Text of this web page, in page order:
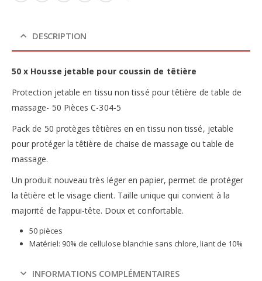
DESCRIPTION
50 x Housse jetable pour coussin de têtière
Protection jetable en tissu non tissé pour têtière de table de
massage- 50 Pièces C-304-5
Pack de 50 protèges têtières en en tissu non tissé, jetable
pour protéger la têtière de chaise de massage ou table de
massage.
Un produit nouveau très léger en papier, permet de protéger
la têtière et le visage client. Taille unique qui convient à la
majorité de l’appui-tête. Doux et confortable.
50 pièces
Matériel: 90% de cellulose blanchie sans chlore, liant de 10%
INFORMATIONS COMPLÉMENTAIRES